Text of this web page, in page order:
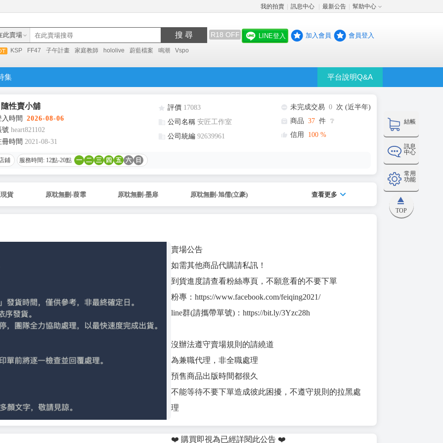
我的拍賣 訊息中心 最新公告 幫助中心
此賣場 搜 尋 R18 OFF
KSP FF47 子午計畫 家庭教師 hololive 蔚藍檔案 鳴潮 Vspo
LINE登入 加入會員 會員登入
集 平台說明Q&A
結帳
訊息
中心
常用
功能
TOP
性賣小舖
時間
2026-08-06
號 heart821102
時間 2021-08-31
評價 17083
公司名稱 安匠工作室
公司統編 92639961
未完成交易 0 次 (近半年)
商品 37 件 ❔
信用
100 %
鋪 服務時間: 12點-20點 一 二 三 四 五 六 日
貨 原耽無刪-葭霏 原耽無刪-墨扉 原耽無刪-旭儒(立豪) 查看更多
賣場公告
如需其他商品代購請私訊！
到貨進度請查看粉絲專頁，不願意看的不要下單
粉專：https://www.facebook.com/feiqing2021/
line群(請攜帶單號)：https://bit.ly/3Yzc28h
沒辦法遵守賣場規則的請繞道
為兼職代理，非全職處理
預售商品出版時間都很久
不能等待不要下單造成彼此困擾，不遵守規則的拉黑處
理
❤️ 購買即視為已經詳閱此公告 ❤️